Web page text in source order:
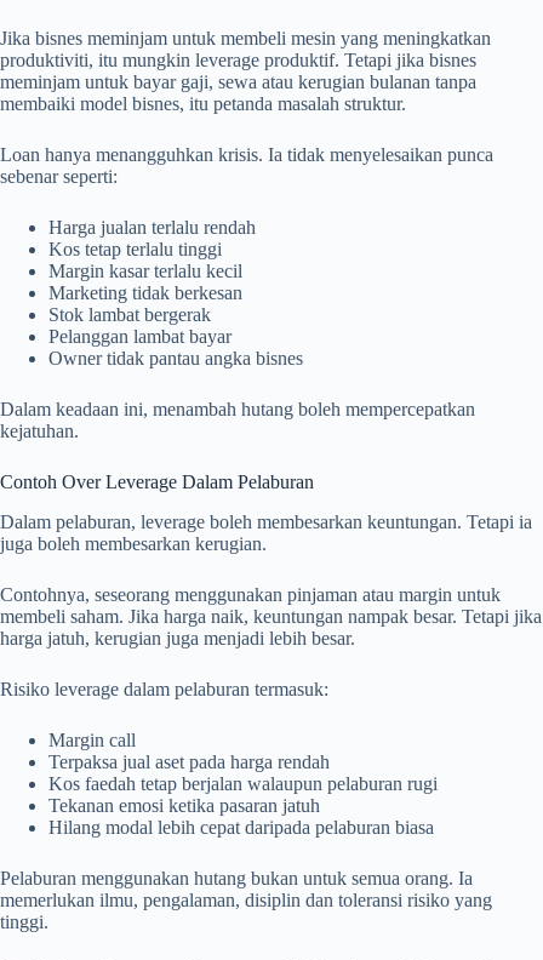
Jika bisnes meminjam untuk membeli mesin yang meningkatkan
produktiviti, itu mungkin leverage produktif. Tetapi jika bisnes
meminjam untuk bayar gaji, sewa atau kerugian bulanan tanpa
membaiki model bisnes, itu petanda masalah struktur.
Loan hanya menangguhkan krisis. Ia tidak menyelesaikan punca
sebenar seperti:
Harga jualan terlalu rendah
Kos tetap terlalu tinggi
Margin kasar terlalu kecil
Marketing tidak berkesan
Stok lambat bergerak
Pelanggan lambat bayar
Owner tidak pantau angka bisnes
Dalam keadaan ini, menambah hutang boleh mempercepatkan
kejatuhan.
Contoh Over Leverage Dalam Pelaburan
Dalam pelaburan, leverage boleh membesarkan keuntungan. Tetapi ia
juga boleh membesarkan kerugian.
Contohnya, seseorang menggunakan pinjaman atau margin untuk
membeli saham. Jika harga naik, keuntungan nampak besar. Tetapi jika
harga jatuh, kerugian juga menjadi lebih besar.
Risiko leverage dalam pelaburan termasuk:
Margin call
Terpaksa jual aset pada harga rendah
Kos faedah tetap berjalan walaupun pelaburan rugi
Tekanan emosi ketika pasaran jatuh
Hilang modal lebih cepat daripada pelaburan biasa
Pelaburan menggunakan hutang bukan untuk semua orang. Ia
memerlukan ilmu, pengalaman, disiplin dan toleransi risiko yang
tinggi.